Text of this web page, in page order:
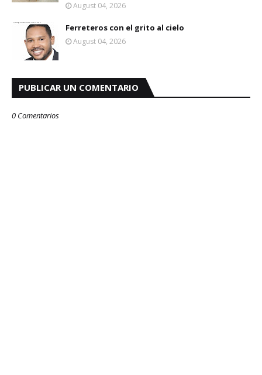
August 04, 2026
Ferreteros con el grito al cielo
August 04, 2026
PUBLICAR UN COMENTARIO
0 Comentarios